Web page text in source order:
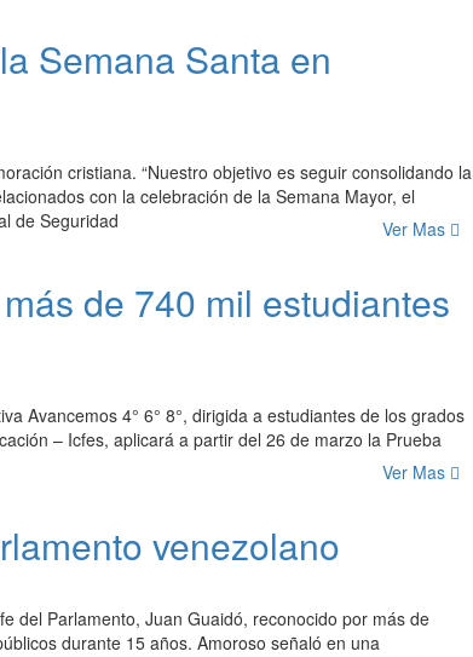
Semana Santa en
cristiana. “Nuestro objetivo es seguir consolidando la
con la celebración de la Semana Mayor, el
de Seguridad
Ver Mas
de 740 mil estudiantes
Avancemos 4° 6° 8°, dirigida a estudiantes de los grados
– Icfes, aplicará a partir del 26 de marzo la Prueba
Ver Mas
venezolano
del Parlamento, Juan Guaidó, reconocido por más de
durante 15 años. Amoroso señaló en una